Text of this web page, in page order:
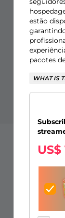
conversa"
estão
pacotes
WHAT IS
US$